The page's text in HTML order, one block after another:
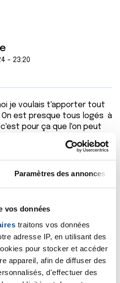
Paramètres des annonces
vos données
traitons vos données
adresse IP, en utilisant des
pour stocker et accéder
appareil, afin de diffuser des
d'effectuer des
- 23:20
je voulais t'apporter tout
est presque tous logés à
pour ça que l'on peut
nos amis du Forum un k
et l'on peut vivre
et continue à te